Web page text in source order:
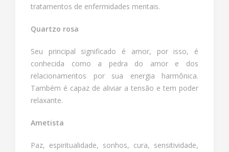
tratamentos de enfermidades mentais.
Quartzo rosa
Seu principal significado é amor, por isso, é
conhecida como a pedra do amor e dos
relacionamentos por sua energia harmônica.
Também é capaz de aliviar a tensão e tem poder
relaxante.
Ametista
Paz, espiritualidade, sonhos, cura, sensitividade,